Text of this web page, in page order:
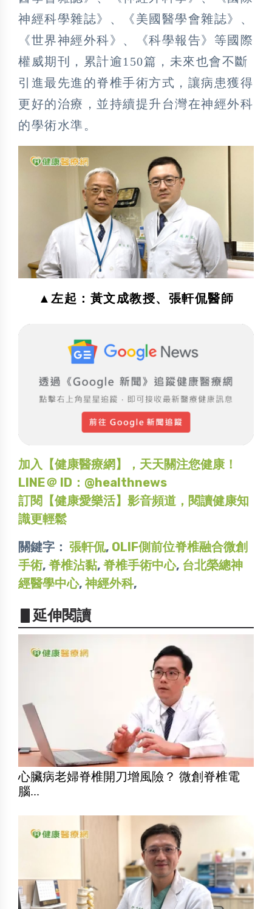
神經科學雜誌》、《美國醫學會雜誌》、
《世界神經外科》、《科學報告》等國際
權威期刊，累計逾150篇，未來也會不斷
引進最先進的脊椎手術方式，讓病患獲得
更好的治療，並持續提升台灣在神經外科
的學術水準。
▲左起：黃文成教授、張軒侃醫師
加入【健康醫療網】，天天關注您健康！
LINE＠ ID：@healthnews
訂閱【健康愛樂活】影音頻道，閱讀健康知
識更輕鬆
關鍵字： 張軒侃, OLIF側前位脊椎融合微創
手術,脊椎沾黏,脊椎手術中心, 台北榮總神
經醫學中心,神經外科,
▋延伸閱讀
心臟病老婦脊椎開刀增風險？ 微創脊椎電
腦...